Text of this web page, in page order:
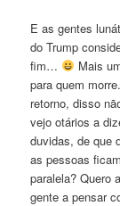
E as gentes
do Trump
fim…
Mais
para quem morre.
retorno, disso
vejo otários a
duvidas, de que
as pessoas
paralela? Quero
gente a pensar